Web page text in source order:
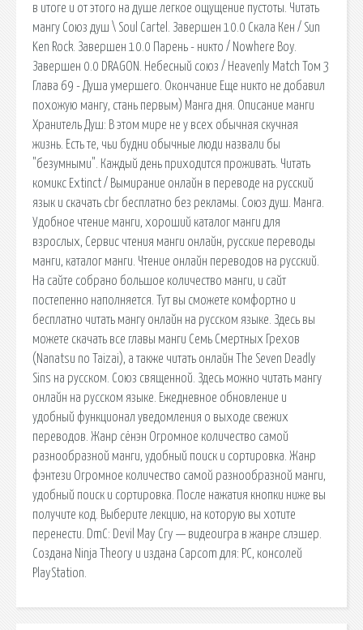
в итоге и от этого на душе легкое ощущение пустоты. Читать
мангу Союз душ \ Soul Cartel. Завершен 10.0 Скала Кен / Sun
Ken Rock. Завершен 10.0 Парень - никто / Nowhere Boy.
Завершен 0.0 DRAGON. Небесный союз / Heavenly Match Том 3
Глава 69 - Душа умершего. Окончание Еще никто не добавил
похожую мангу, стань первым) Манга дня. Описание манги
Хранитель Душ: В этом мире не у всех обычная скучная
жизнь. Есть те, чьи будни обычные люди назвали бы
"безумными". Каждый день приходится проживать. Читать
комикс Extinct / Вымирание онлайн в переводе на русский
язык и скачать cbr бесплатно без рекламы. Союз душ. Манга.
Удобное чтение манги, хороший каталог манги для
взрослых, Сервис чтения манги онлайн, русские переводы
манги, каталог манги. Чтение онлайн переводов на русский.
На сайте собрано большое количество манги, и сайт
постепенно наполняется. Тут вы сможете комфортно и
бесплатно читать мангу онлайн на русском языке. Здесь вы
можете скачать все главы манги Семь Смертных Грехов
(Nanatsu no Taizai), а также читать онлайн The Seven Deadly
Sins на русском. Союз священной. Здесь можно читать мангу
онлайн на русском языке. Ежедневное обновление и
удобный функционал уведомления о выходе свежих
переводов. Жанр сёнэн Огромное количество самой
разнообразной манги, удобный поиск и сортировка. Жанр
фэнтези Огромное количество самой разнообразной манги,
удобный поиск и сортировка. После нажатия кнопки ниже вы
получите код. Выберите лекцию, на которую вы хотите
перенести. DmC: Devil May Cry — видеоигра в жанре слэшер.
Создана Ninja Theory и издана Capcom для: PC, консолей
PlayStation.